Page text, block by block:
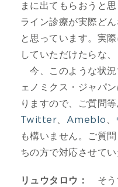
まに出てもらおうと
ライン診療が実際ど
と思っています。実
していただけたらな
今、このような状況
ェノミクス・ジャパ
りますので、ご質問
Twitter
Ameblo
も構いません。ご質
ちの方で対応させてい
リュウタロウ： そう